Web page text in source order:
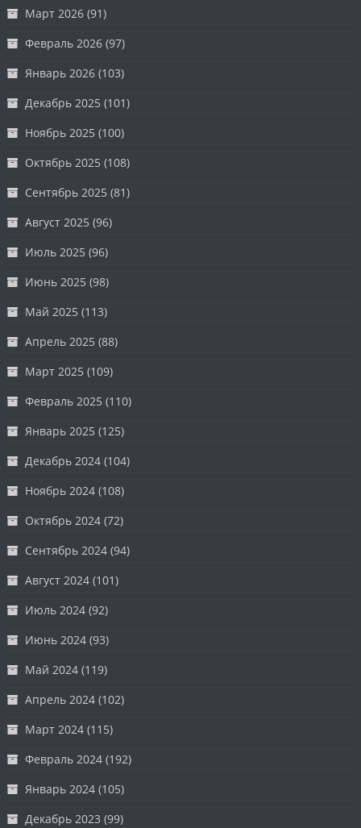
Март 2026 (91)
Февраль 2026 (97)
Январь 2026 (103)
Декабрь 2025 (101)
Ноябрь 2025 (100)
Октябрь 2025 (108)
Сентябрь 2025 (81)
Август 2025 (96)
Июль 2025 (96)
Июнь 2025 (98)
Май 2025 (113)
Апрель 2025 (88)
Март 2025 (109)
Февраль 2025 (110)
Январь 2025 (125)
Декабрь 2024 (104)
Ноябрь 2024 (108)
Октябрь 2024 (72)
Сентябрь 2024 (94)
Август 2024 (101)
Июль 2024 (92)
Июнь 2024 (93)
Май 2024 (119)
Апрель 2024 (102)
Март 2024 (115)
Февраль 2024 (192)
Январь 2024 (105)
Декабрь 2023 (99)